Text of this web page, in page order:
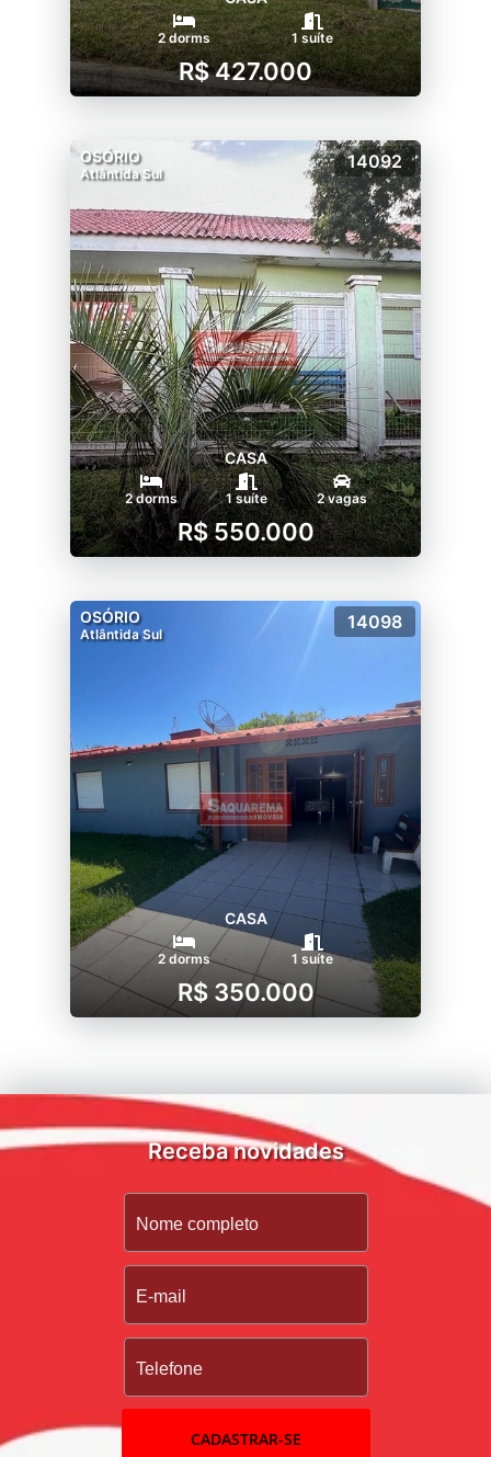
2 dorms 1 suíte
R$ 427.000
OSÓRIO
Atlântida Sul
14092
CASA
2 dorms 1 suíte 2 vagas
R$ 550.000
OSÓRIO
Atlântida Sul
14098
CASA
2 dorms 1 suíte
R$ 350.000
Receba novidades
CADASTRAR-SE